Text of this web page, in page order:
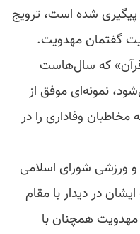
شده است، ترویج
گفتمان مهدویت.
که سال‌هاست
نمونه‌ای موفق از
وفاداری را در
ورزشی شورای اسلامی
در دیدار با مقام
همچنان با